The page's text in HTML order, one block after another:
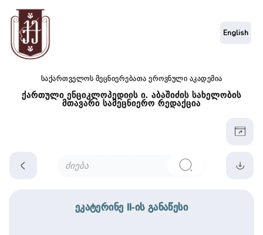
საქართველოს მეცნიერებათა ეროვნული აკადემია
ქართული ენციკლოპედიის ი. აბაშიძის სახელობის
მთავარი სამეცნიერო რედაქცია
English
ეკატერინე II-ის განაწესი